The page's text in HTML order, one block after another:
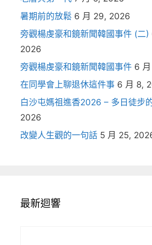
暑期前的放鬆 6 月 29, 2026
旁觀楊虔豪和鏡新聞韓國事件 (二)
2026
旁觀楊虔豪和鏡新聞韓國事件 6
在同學會上聊退休這件事 6 月 8,
白沙屯媽祖進香2026 – 多日徒步
2026
改變人生觀的一句話 5 月 25,
最新迴響